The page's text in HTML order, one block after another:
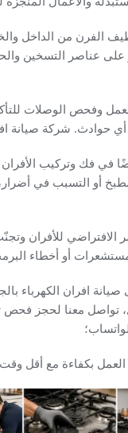
الفرن من الداخل
على عناصر التسخين
وفحص الوصلات
أي حوادث. شركة صيانة
في فك وتركيب
أو التسبب في
الافتراضي للأفران
أو أخطاء
صيانة افران الكهرباء
تواصل معنا لحجز
العمل بكفاءة مع أقل